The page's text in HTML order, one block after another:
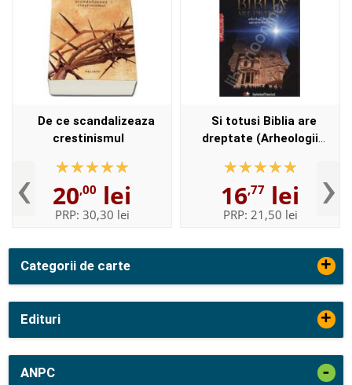
Categorii de carte +
Edituri +
ANPC -
‹
De ce scandalizeaza
crestinismul
20,00 lei
PRP: 30,30 lei
Si totusi Biblia are
dreptate (Arheologii
biblice)
16,77 lei
PRP: 21,50 lei ›